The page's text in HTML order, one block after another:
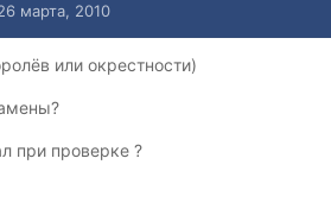
марта, 2010
или окрестности)
при проверке ?